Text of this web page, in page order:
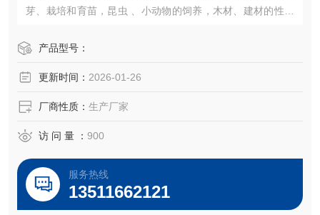
芽、栽培和育苗，昆虫 、小动物的饲养，木材、建材的性能
制）。产品型号：
更新时间： 2026-01-26
厂商性质： 生产厂家
访 问 量 ： 900
服务热线
13511662121